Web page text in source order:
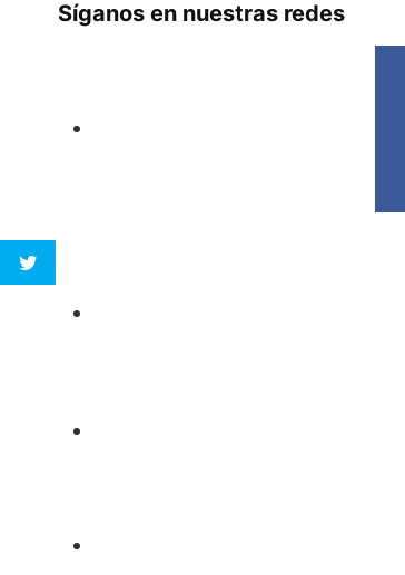
Síganos en nuestras redes